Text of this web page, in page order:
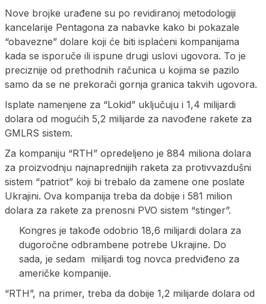
Nove brojke urađene su po revidiranoj metodologiji
kancelarije Pentagona za nabavke kako bi pokazale
“obavezne” dolare koji će biti isplaćeni kompanijama
kada se isporuče ili ispune drugi uslovi ugovora. To je
preciznije od prethodnih računica u kojima se pazilo
samo da se ne prekorači gornja granica takvih ugovora.
Isplate namenjene za “Lokid” uključuju i 1,4 milijardi
dolara od mogućih 5,2 milijarde za navođene rakete za
GMLRS sistem.
Za kompaniju “RTH” opredeljeno je 884 miliona dolara
za proizvodnju najnaprednijih raketa za protivvazdušni
sistem “patriot” koji bi trebalo da zamene one poslate
Ukrajini. Ova kompanija treba da dobije i 581 milion
dolara za rakete za prenosni PVO sistem “stinger”.
Kongres je takođe odobrio 18,6 milijardi dolara za
dugoročne odbrambene potrebe Ukrajine. Do
sada, je sedam milijardi tog novca predviđeno za
američke kompanije.
“RTH”, na primer, treba da dobije 1,2 milijarde dolara od